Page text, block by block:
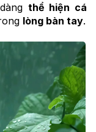
thể hiện cá
lòng bàn tay.